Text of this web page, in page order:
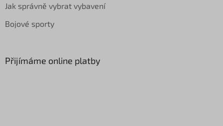
Jak správně vybrat vybavení
Bojové sporty
Přijímáme online platby